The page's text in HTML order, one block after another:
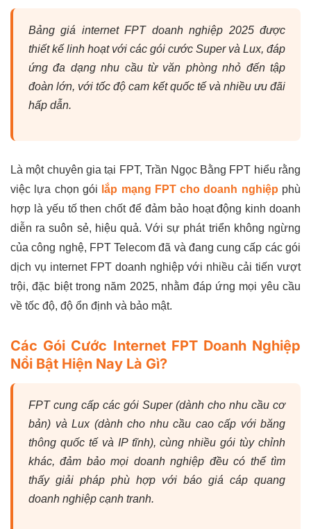
Bảng giá internet FPT doanh nghiệp 2025 được
thiết kế linh hoạt với các gói cước Super và Lux, đáp
ứng đa dạng nhu cầu từ văn phòng nhỏ đến tập
đoàn lớn, với tốc độ cam kết quốc tế và nhiều ưu đãi
hấp dẫn.
Là một chuyên gia tại FPT, Trần Ngọc Bằng FPT hiểu rằng
việc lựa chọn gói lắp mạng FPT cho doanh nghiệp phù
hợp là yếu tố then chốt để đảm bảo hoạt động kinh doanh
diễn ra suôn sẻ, hiệu quả. Với sự phát triển không ngừng
của công nghệ, FPT Telecom đã và đang cung cấp các gói
dịch vụ internet FPT doanh nghiệp với nhiều cải tiến vượt
trội, đặc biệt trong năm 2025, nhằm đáp ứng mọi yêu cầu
về tốc độ, độ ổn định và bảo mật.
Các Gói Cước Internet FPT Doanh Nghiệp
Nổi Bật Hiện Nay Là Gì?
FPT cung cấp các gói Super (dành cho nhu cầu cơ
bản) và Lux (dành cho nhu cầu cao cấp với băng
thông quốc tế và IP tĩnh), cùng nhiều gói tùy chỉnh
khác, đảm bảo mọi doanh nghiệp đều có thể tìm
thấy giải pháp phù hợp với báo giá cáp quang
doanh nghiệp cạnh tranh.